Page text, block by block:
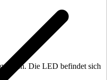
Die LED befindet sich